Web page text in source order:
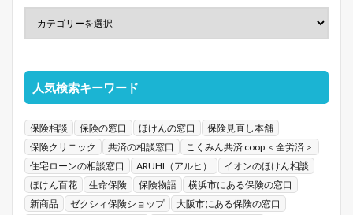
人気検索キーワード
保険相談 保険の窓口 ほけんの窓口
保険見直し本舗
保険クリニック
共済の相談窓口
こくみん共済 coop ＜全労済＞
住宅ローンの相談窓口
ARUHI（アルヒ）
イオンのほけん相談
ほけん百花
生命保険 保険物語
横浜市にある保険の窓口
新商品
ゼクシィ保険ショップ
大阪市にある保険の窓口